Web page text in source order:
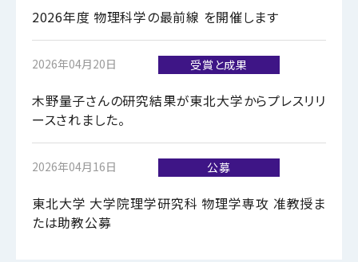
2026年度 物理科学の最前線 を開催します
2026年04月20日 受賞と成果
木野量子さんの研究結果が東北大学からプレスリリ
ースされました。
2026年04月16日 公募
東北大学 大学院理学研究科 物理学専攻 准教授ま
たは助教公募